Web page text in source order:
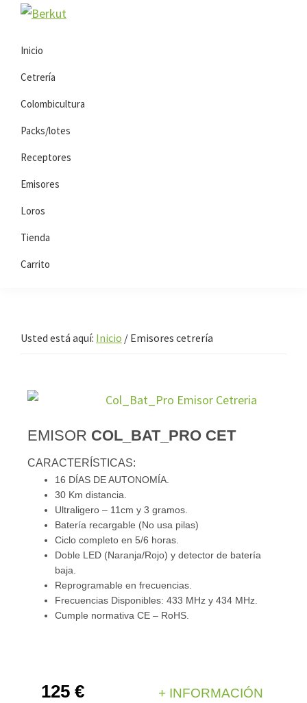
Saltar
navegación
Saltar
contenido
principal
Inicio
Cetrería
Colombicultura
Packs/lotes
Receptores
Emisores
Loros
Tienda
Carrito
Usted está aquí: Inicio / Emisores cetrería
EMISOR COL_BAT_PRO CET
CARACTERÍSTICAS:
16 DÍAS DE AUTONOMÍA.
30 Km distancia.
Ultraligero – 11cm y 3 gramos.
Batería recargable (No usa pilas)
Ciclo completo en 5/6 horas.
Doble LED (Naranja/Rojo) y detector de batería
baja.
Reprogramable en frecuencias.
Frecuencias Disponibles: 433 MHz y 434 MHz.
Cumple normativa CE – RoHS.
125 € + INFORMACIÓN